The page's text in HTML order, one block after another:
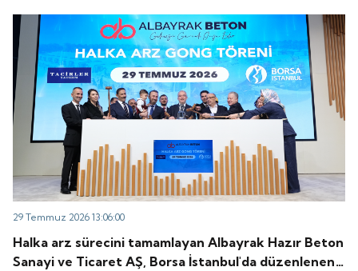
29 Temmuz 2026 13:06:00
Halka arz sürecini tamamlayan Albayrak Hazır Beton
Sanayi ve Ticaret AŞ, Borsa İstanbul'da düzenlenen